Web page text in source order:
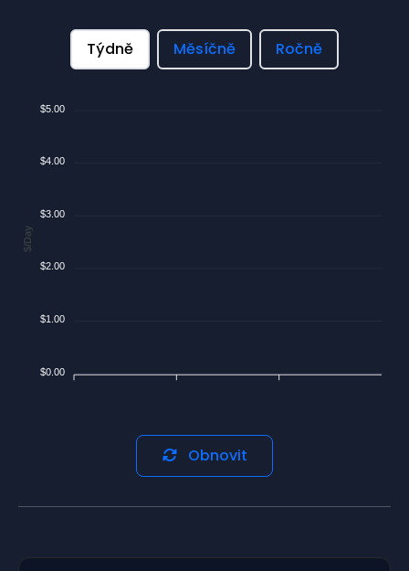
Týdně Měsíčně Ročně
$5.00
$4.00
$3.00
$2.00
$1.00
$0.00
$/Day
Obnovit